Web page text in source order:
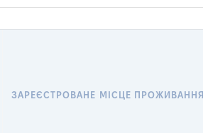
ЗАРЕЄСТРОВАНЕ МІСЦЕ ПРОЖИВАННЯ